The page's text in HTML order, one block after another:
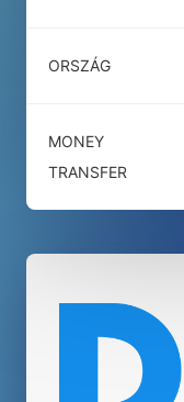
ORSZÁG
MONEY
TRANSFER